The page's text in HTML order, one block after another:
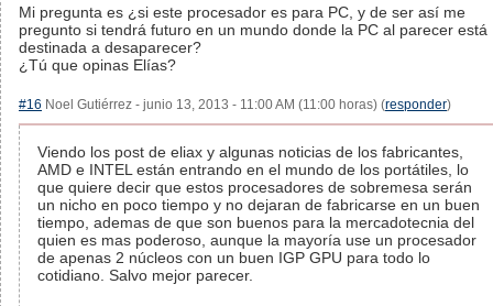
Mi pregunta es ¿si este procesador es para PC, y de ser así me
pregunto si tendrá futuro en un mundo donde la PC al parecer está
destinada a desaparecer?
¿Tú que opinas Elías?
#16 Noel Gutiérrez - junio 13, 2013 - 11:00 AM (11:00 horas) (responder)
Viendo los post de eliax y algunas noticias de los fabricantes,
AMD e INTEL están entrando en el mundo de los portátiles, lo
que quiere decir que estos procesadores de sobremesa serán
un nicho en poco tiempo y no dejaran de fabricarse en un buen
tiempo, ademas de que son buenos para la mercadotecnia del
quien es mas poderoso, aunque la mayoría use un procesador
de apenas 2 núcleos con un buen IGP GPU para todo lo
cotidiano. Salvo mejor parecer.